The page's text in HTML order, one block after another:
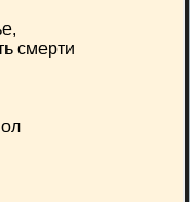
смерти